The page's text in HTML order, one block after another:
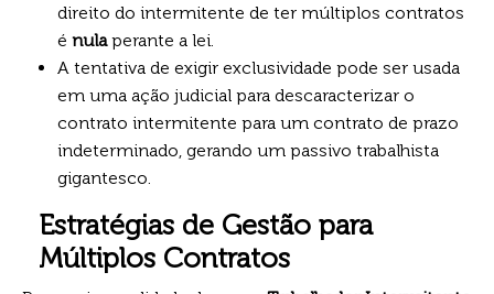
direito do intermitente de ter múltiplos contratos
é nulaperante a lei.
A tentativa de exigir exclusividade pode ser usada
em uma ação judicial para descaracterizar o
contrato intermitente para um contrato de prazo
indeterminado, gerando um passivo trabalhista
gigantesco.
Estratégias de Gestão para
Múltiplos Contratos